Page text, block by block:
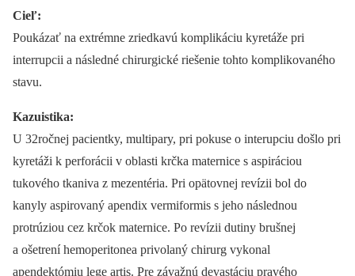
Cieľ:
Poukázať na extrémne zriedkavú komplikáciu kyretáže pri
interrupcii a následné chirurgické riešenie tohto komplikovaného
stavu.
Kazuistika:
U 32ročnej pacientky, multipary, pri pokuse o interupciu došlo pri
kyretáži k perforácii v oblasti krčka maternice s aspiráciou
tukového tkaniva z mezentéria. Pri opätovnej revízii bol do
kanyly aspirovaný apendix vermiformis s jeho následnou
protrúziou cez krčok maternice. Po revízii dutiny brušnej
a ošetrení hemoperitonea privolaný chirurg vykonal
apendektómiu lege artis. Pre závažnú devastáciu pravého